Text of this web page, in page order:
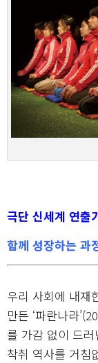
극단 신세계 연출
함께 성장하는 과
우리 사회에 내재
만든 ‘파란나라
를 가감 없이 드러
착취 역사를 거침